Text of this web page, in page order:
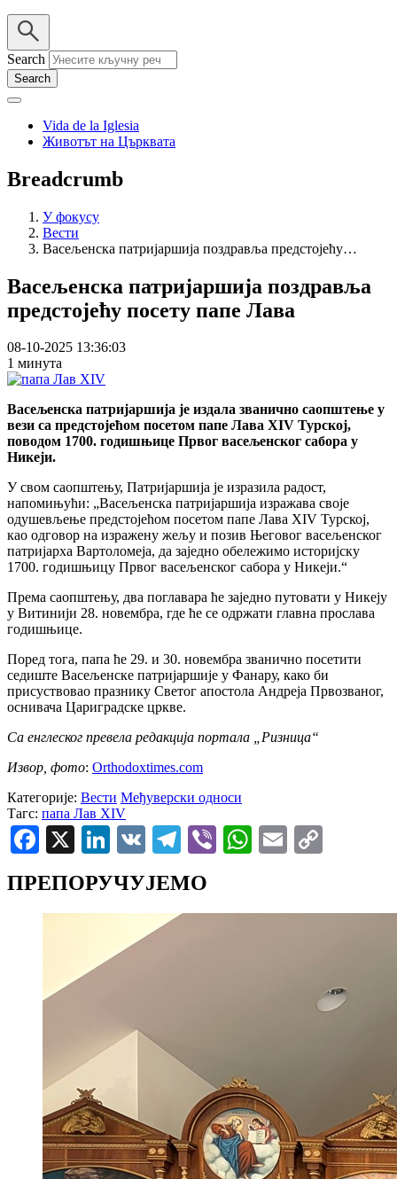
Search
Vida de la Iglesia
Животът на Църквата
Breadcrumb
У фокусу
Вести
Васељенска патријаршија поздравља предстојећу…
Васељенска патријаршија поздравља
предстојећу посету папе Лава
08-10-2025 13:36:03
1 минута
Васељенска патријаршија је издала званично саопштење у
вези са предстојећом посетом папе Лава XIV Турској,
поводом 1700. годишњице Првог васељенског сабора у
Никеји.
У свом саопштењу, Патријаршија је изразила радост,
напомињући: „Васељенска патријаршија изражава своје
одушевљење предстојећом посетом папе Лава XIV Турској,
као одговор на изражену жељу и позив Његовог васељенског
патријарха Вартоломеја, да заједно обележимо историјску
1700. годишњицу Првог васељенског сабора у Никеји.“
Према саопштењу, два поглавара ће заједно путовати у Никеју
у Витинији 28. новембра, где ће се одржати главна прослава
годишњице.
Поред тога, папа ће 29. и 30. новембра званично посетити
седиште Васељенске патријаршије у Фанару, како би
присуствовао празнику Светог апостола Андреја Првозваног,
оснивача Цариградске цркве.
Са енглеског превела редакција портала „Ризница“
Извор, фото: Оrthodoxtimes.com
Категорије: Вести Међуверски односи
Тагс: папа Лав XIV
Facebook
X LinkedIn
VK Telegram
ViberWhatsApp
Email
ПРЕПОРУЧУЈЕМО